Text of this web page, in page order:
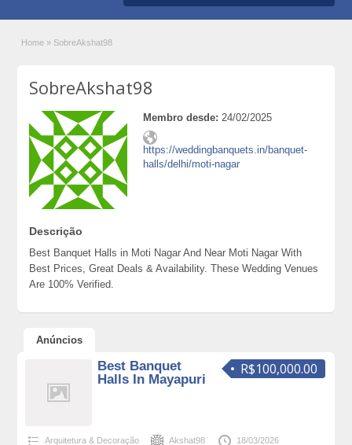
Home » SobreAkshat98
SobreAkshat98
Membro desde: 24/02/2025
https://weddingbanquets.in/banquet-
halls/delhi/moti-nagar
Descrição
Best Banquet Halls in Moti Nagar And Near Moti Nagar With
Best Prices, Great Deals & Availability. These Wedding Venues
Are 100% Verified.
Anúncios
R$100,000.00
Best Banquet
Halls In Mayapuri
Arquitetura & Decoração Akshat98 18/03/2026